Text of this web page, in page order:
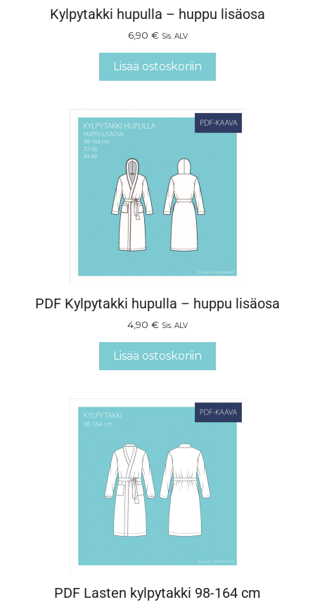
Kylpytakki hupulla – huppu lisäosa
6,90 € Sis. ALV
Lisää ostoskoriin
PDF Kylpytakki hupulla – huppu lisäosa
4,90 € Sis. ALV
Lisää ostoskoriin
PDF Lasten kylpytakki 98-164 cm